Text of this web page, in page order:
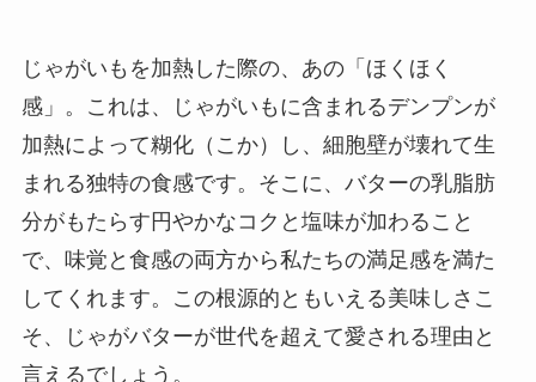
じゃがいもを加熱した際の、あの「ほくほく
感」。これは、じゃがいもに含まれるデンプンが
加熱によって糊化（こか）し、細胞壁が壊れて生
まれる独特の食感です。そこに、バターの乳脂肪
分がもたらす円やかなコクと塩味が加わること
で、味覚と食感の両方から私たちの満足感を満た
してくれます。この根源的ともいえる美味しさこ
そ、じゃがバターが世代を超えて愛される理由と
言えるでしょう。